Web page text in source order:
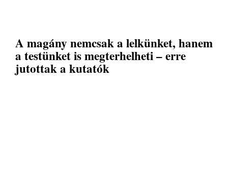
A magány nemcsak a lelkünket, hanem
a testünket is megterhelheti – erre
jutottak a kutatók